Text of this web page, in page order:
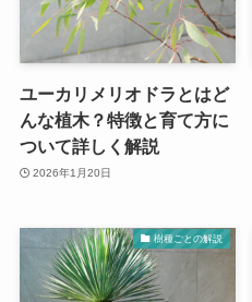
ユーカリメリオドラとはど
んな植木？特徴と育て方に
ついて詳しく解説
2026年1月20日
樹種ごとの解説